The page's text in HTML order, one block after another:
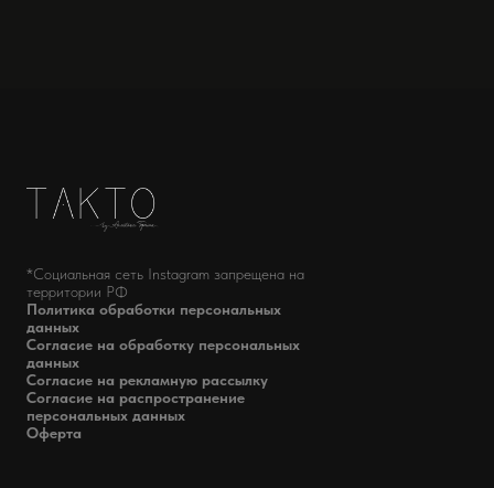
*Социальная сеть Instagram запрещена на
территории РФ
Политика обработки персональных
данных
Согласие на обработку персональных
данных
Согласие на рекламную рассылку
Согласие на распространение
персональных данных
Оферта